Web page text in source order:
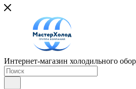
Интернет-магазин холодильного